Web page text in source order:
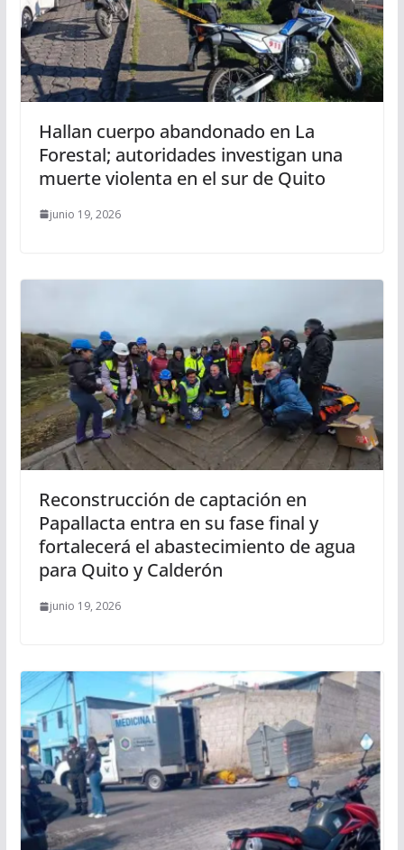
Hallan cuerpo abandonado en La
Forestal; autoridades investigan una
muerte violenta en el sur de Quito
junio 19, 2026
Reconstrucción de captación en
Papallacta entra en su fase final y
fortalecerá el abastecimiento de agua
para Quito y Calderón
junio 19, 2026